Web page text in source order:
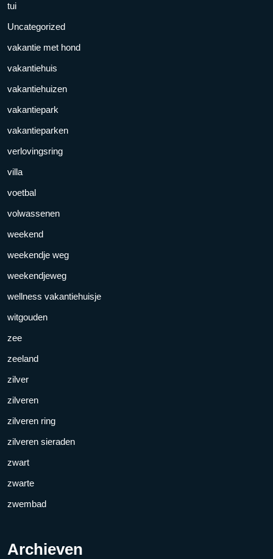
tui
Uncategorized
vakantie met hond
vakantiehuis
vakantiehuizen
vakantiepark
vakantieparken
verlovingsring
villa
voetbal
volwassenen
weekend
weekendje weg
weekendjeweg
wellness vakantiehuisje
witgouden
zee
zeeland
zilver
zilveren
zilveren ring
zilveren sieraden
zwart
zwarte
zwembad
Archieven